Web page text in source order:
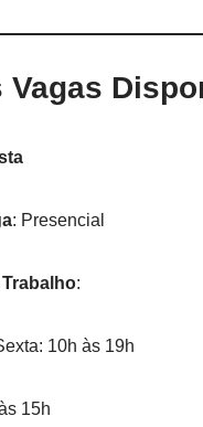
Vagas
: Presencial
:
10h às 19h
15h